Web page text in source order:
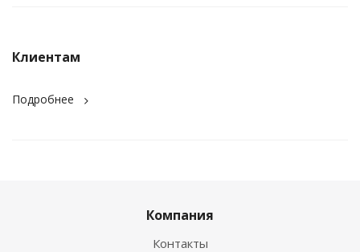
Клиентам
Подробнее
Компания
Контакты